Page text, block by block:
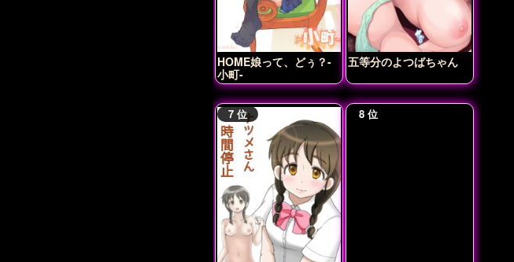
HOME娘って、どぅ？-
小町-
五等分のよつばちゃん